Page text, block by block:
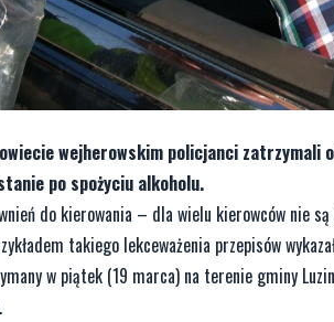
wejherowskim policjanci zatrzymali
po spożyciu alkoholu.
do kierowania – dla wielu kierowców nie
takiego lekceważenia przepisów
w piątek (19 marca) na terenie gminy